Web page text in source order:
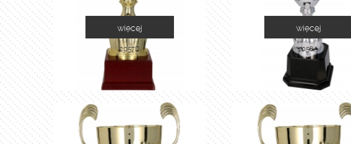
2057D
więcej
2058A
więcej